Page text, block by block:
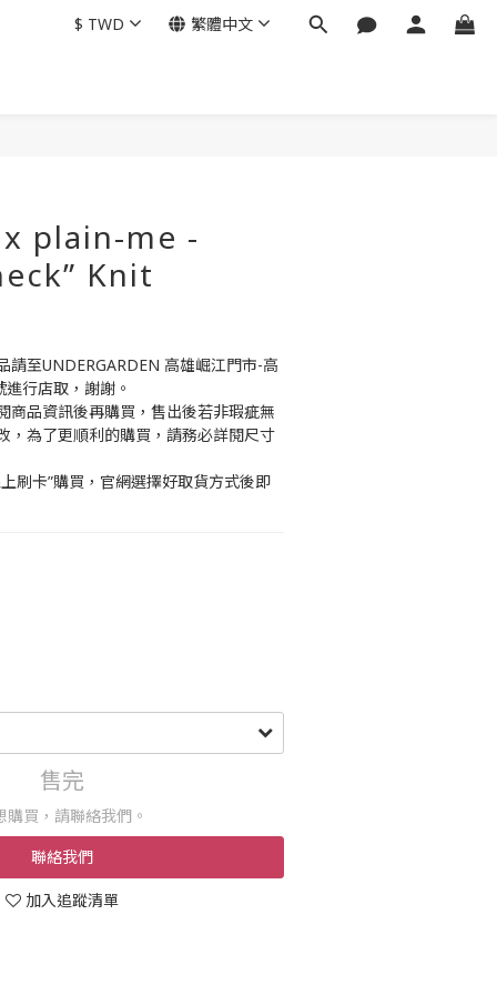
$ TWD 繁體中文
plain-me -
Knit
請至UNDERGARDEN 高雄崛江門市-高
行店取，謝謝。
商品資訊後再購買，售出後若非瑕疵無
，為了更順利的購買，請務必詳閱尺寸
刷卡”購買，官網選擇好取貨方式後即
售完
購買，請聯絡我們。
聯絡我們
加入追蹤清單